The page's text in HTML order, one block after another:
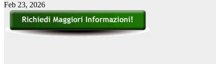
Feb 23, 2026